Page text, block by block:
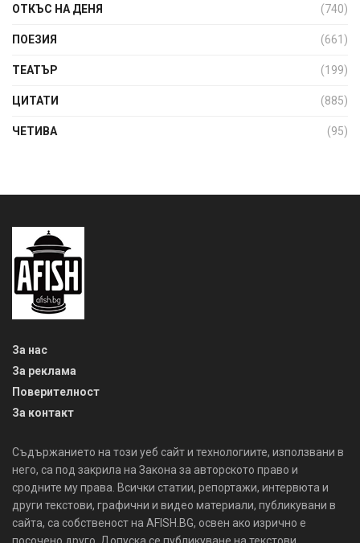
ОТКЪС НА ДЕНЯ (740)
ПОЕЗИЯ (661)
ТЕАТЪР (199)
ЦИТАТИ (885)
ЧЕТИВА (95)
За нас
За реклама
Поверителност
За контакт
Съдържанието на този уеб сайт и технологиите, използвани в
него, са под закрила на Закона за авторското право и
сродните му права. Всички статии, репортажи, интервюта и
други текстови, графични и видео материали, публикувани в
сайта, са собственост на AFISH.BG, освен ако изрично е
посочено друго. Допуска се публикуване на текстови